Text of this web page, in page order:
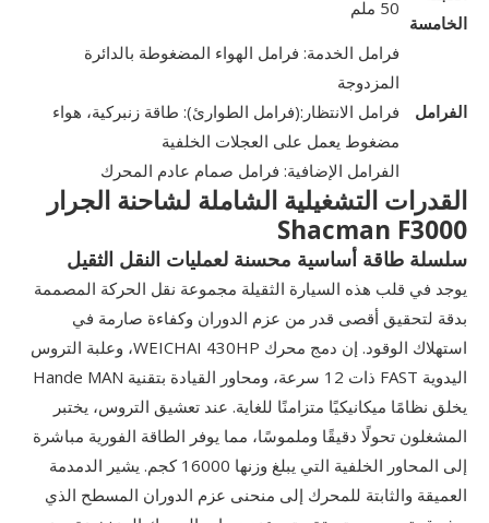
الخامسة
50 ملم
الفرامل
فرامل الخدمة: فرامل الهواء المضغوطة بالدائرة
المزدوجة
فرامل الانتظار:(فرامل الطوارئ): طاقة زنبركية، هواء
مضغوط يعمل على العجلات الخلفية
الفرامل الإضافية: فرامل صمام عادم المحرك
القدرات التشغيلية الشاملة لشاحنة الجرار
Shacman F3000
سلسلة طاقة أساسية محسنة لعمليات النقل الثقيل
يوجد في قلب هذه السيارة الثقيلة مجموعة نقل الحركة المصممة
بدقة لتحقيق أقصى قدر من عزم الدوران وكفاءة صارمة في
استهلاك الوقود. إن دمج محرك WEICHAI 430HP، وعلبة التروس
اليدوية FAST ذات 12 سرعة، ومحاور القيادة بتقنية Hande MAN
يخلق نظامًا ميكانيكيًا متزامنًا للغاية. عند تعشيق التروس، يختبر
المشغلون تحولًا دقيقًا وملموسًا، مما يوفر الطاقة الفورية مباشرة
إلى المحاور الخلفية التي يبلغ وزنها 16000 كجم. يشير الدمدمة
العميقة والثابتة للمحرك إلى منحنى عزم الدوران المسطح الذي